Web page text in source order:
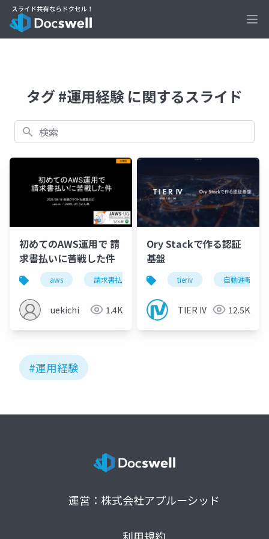
タグ #運用経験 に関するスライド
検索
初めてのAWS運用で 請
求書払いに苦戦した件
aws 請求書払い 運用 経理
uekichi 1.4K
Ory Stackで作る認証
基盤
tieriv 自動運転
TIER IV 12.5K
#運用経験
運営：株式会社アプルーシッド
利用規約